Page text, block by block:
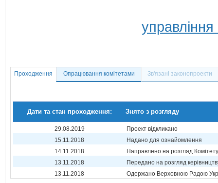
Проходження Опрацювання комітетами Зв'язані законопроекти
Дати та стан проходження: Знято з розгляду
29.08.2019
Проект відкликано
15.11.2018
Надано для ознайомлення
14.11.2018
Направлено на розгляд Комітету
13.11.2018
Передано на розгляд
13.11.2018
Одержано Верховною Радою